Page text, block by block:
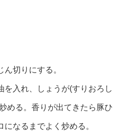
切りにする。
入れ、しょうが(すりおろし
める。香りが出てきたら豚ひ
なるまでよく炒める。